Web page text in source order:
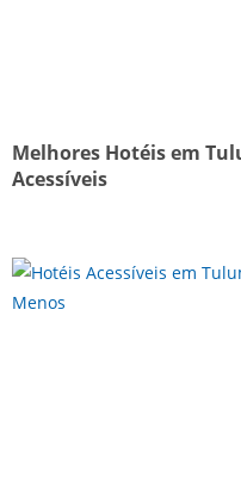
Melhores Hotéis em
Acessíveis